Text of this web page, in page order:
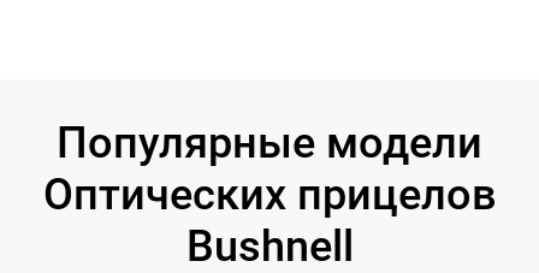
Популярные модели
Оптических прицелов
Bushnell